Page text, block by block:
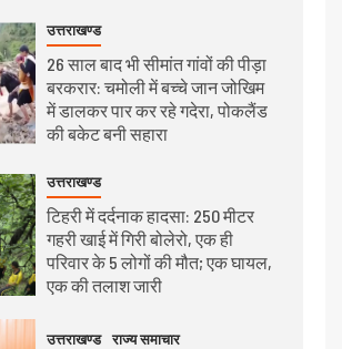
उत्तराखण्ड
26 साल बाद भी सीमांत गांवों की पीड़ा
बरकरार: चमोली में बच्चे जान जोखिम
में डालकर पार कर रहे गदेरा, पोकलैंड
की बकेट बनी सहारा
उत्तराखण्ड
टिहरी में दर्दनाक हादसा: 250 मीटर
गहरी खाई में गिरी बोलेरो, एक ही
परिवार के 5 लोगों की मौत; एक घायल,
एक की तलाश जारी
उत्तराखण्ड राज्य समाचार